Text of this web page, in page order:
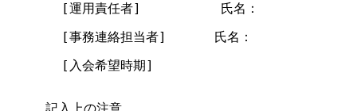
[運用責任者]          氏名：
[事務連絡担当者]      氏名：
  [入会希望時期]